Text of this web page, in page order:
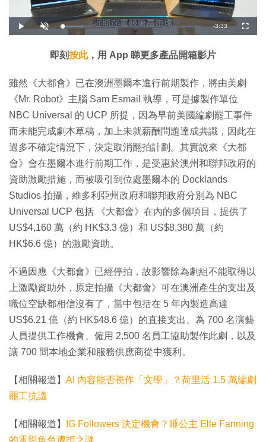
播
放
開
啟
載
入
:
1
1
%
剩
時
間
-3:33
全
螢
即刻按此，用 App 睇更多產品開箱影片
雖然《大都會》已在澳洲墨爾本進行前期製作，將由美劇
《Mr. Robot》主腦 Sam Esmail 執導，可是據製作單位
NBC Universal 的 UCP 所提，因為早前美國編劇罷工事件
而未能完成劇本草稿，加上未就薪酬問題達成共識，因此在
過多不確定情況下，決定取消翻拍計劃。其實說來《大都
會》會在墨爾本進行前期工作，是受惠於澳州和聯邦政府的
資助激勵措施，而被吸引到位處墨爾本的 Docklands
Studios 拍攝，維多利亞州政府和聯邦政府分別為 NBC
Universal UCP 包括 《大都會》在內的多個項目，提供了
US$4,160 萬（約 HK$3.3 億）和 US$8,380 萬（約
HK$6.6 億）的激勵資助。
不過因應《大都會》已經停拍，故影響除為劇組不能取得以
上激勵資助外，原定拍攝《大都會》可在澳洲產生的支出及
職位空缺都相信沒有了，當中包括在 5 年內製造高達
US$6.21 億（約 HK$48.6 億）的直接支出、為 700 名演藝
人員提供工作機會、僱用 2,500 名員工協助製作此劇，以及
讓 700 間本地企業和服務供應商從中獲利。
【相關報道】 AI 內容能否視作「文學」？荷里活 1.5 萬編劇
罷工抗議
【相關報道】
IG Followers 決定機會？睡公主 Elle Fanning
的電影角色遭拒之謎